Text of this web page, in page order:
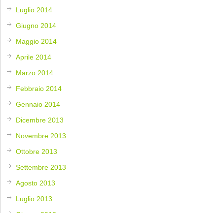
Luglio 2014
Giugno 2014
Maggio 2014
Aprile 2014
Marzo 2014
Febbraio 2014
Gennaio 2014
Dicembre 2013
Novembre 2013
Ottobre 2013
Settembre 2013
Agosto 2013
Luglio 2013